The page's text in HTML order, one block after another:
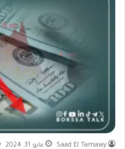
Saad El Tamawy مايو 31, 2024